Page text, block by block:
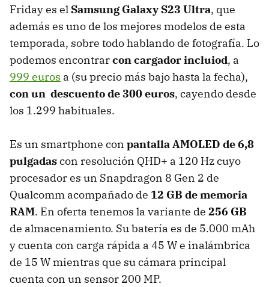
Friday es el Samsung Galaxy S23 Ultra, que
además es uno de los mejores modelos de esta
temporada, sobre todo hablando de fotografía. Lo
podemos encontrarcon cargador incluiod, a
999 euros a (su precio más bajo hasta la fecha),
con un descuento de 300 euros, cayendo desde
los 1.299 habituales.
Es un smartphone con pantalla AMOLED de 6,8
pulgadascon resolución QHD+ a 120 Hz cuyo
procesador es un Snapdragon 8 Gen 2 de
Qualcomm acompañado de 12 GB de memoria
RAM. En oferta tenemos la variante de 256 GB
de almacenamiento. Su batería es de 5.000 mAh
y cuenta con carga rápida a 45 W e inalámbrica
de 15 W mientras que su cámara principal
cuenta con un sensor 200 MP.